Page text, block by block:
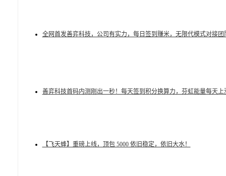
全网首发善弈科技，公司有实力，每日签到赚米，无限代模式对接团
善弈科技首码内测刚出一秒！每天签到积分换算力，芬虹能量每天上
【飞天蜂】重磅上线，顶包 5000 依旧稳定，依旧大水！